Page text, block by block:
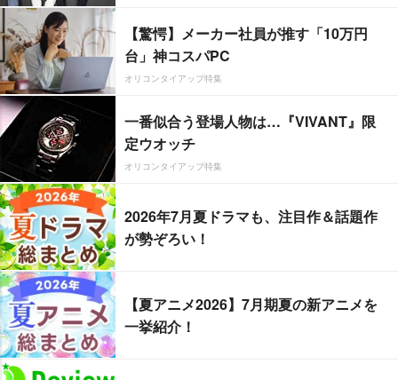
【驚愕】メーカー社員が推す「10万円
台」神コスパPC
オリコンタイアップ特集
一番似合う登場人物は…『VIVANT』限
定ウオッチ
オリコンタイアップ特集
2026年7月夏ドラマも、注目作＆話題作
が勢ぞろい！
【夏アニメ2026】7月期夏の新アニメを
一挙紹介！